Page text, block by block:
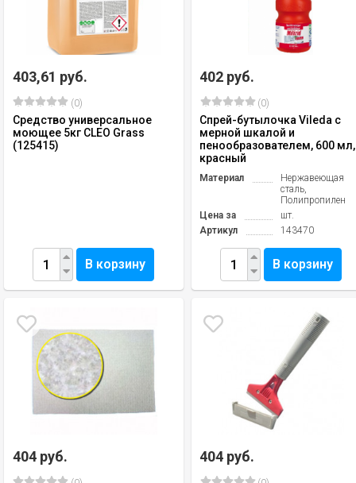
403,61 руб.
(0)
Средство универсальное
моющее 5кг CLEO Grass
(125415)
В корзину
402 руб.
(0)
Спрей-бутылочка Vileda с
мерной шкалой и
пенообразователем, 600 мл,
красный
Материал
Нержавеющая
сталь,
Полипропилен
Цена за
шт.
Артикул
143470
В корзину
404 руб. 404 руб.